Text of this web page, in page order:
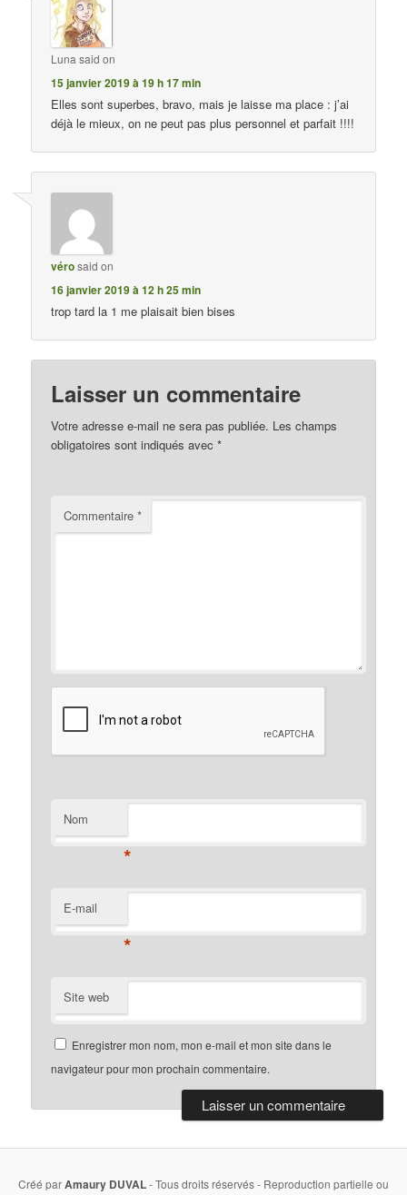
Luna said on
15 janvier 2019 à 19 h 17 min
Elles sont superbes, bravo, mais je laisse ma place : j’ai
déjà le mieux, on ne peut pas plus personnel et parfait !!!!
vérosaid on
16 janvier 2019 à 12 h 25 min
trop tard la 1 me plaisait bien bises
Laisser un commentaire
Votre adresse e-mail ne sera pas publiée. Les champs
obligatoires sont indiqués avec*
Commentaire*
Nom
*
E-mail
*
Site web
Enregistrer mon nom, mon e-mail et mon site dans le
navigateur pour mon prochain commentaire.
Créé parAmaury DUVAL- Tous droits réservés - Reproduction partielle ou